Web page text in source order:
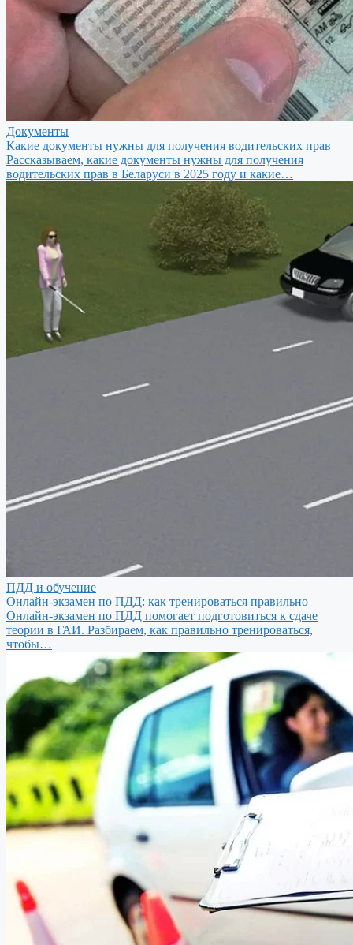
Документы
Какие документы нужны для получения водительских прав
Рассказываем, какие документы нужны для получения
водительских прав в Беларуси в 2025 году и какие…
ПДД и обучение
Онлайн-экзамен по ПДД: как тренироваться правильно
Онлайн-экзамен по ПДД помогает подготовиться к сдаче
теории в ГАИ. Разбираем, как правильно тренироваться,
чтобы…